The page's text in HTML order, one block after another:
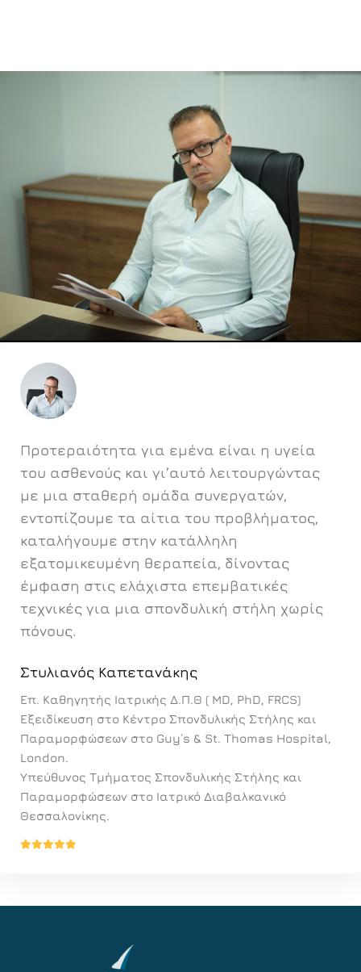
Προτεραιότητα για εμένα είναι η υγεία
του ασθενούς και γι’αυτό λειτουργώντας
με μια σταθερή ομάδα συνεργατών,
εντοπίζουμε τα αίτια του προβλήματος,
καταλήγουμε στην κατάλληλη
εξατομικευμένη θεραπεία, δίνοντας
έμφαση στις ελάχιστα επεμβατικές
τεχνικές για μια σπονδυλική στήλη χωρίς
πόνους.
Στυλιανός Καπετανάκης
Επ. Καθηγητής Ιατρικής Δ.Π.Θ ( MD, PhD, FRCS)
Εξειδίκευση στο Κέντρο Σπονδυλικής Στήλης και
Παραμορφώσεων στο Guy΄s & St. Thomas Hospital,
London.
Υπεύθυνος Τμήματος Σπονδυλικής Στήλης και
Παραμορφώσεων στο Ιατρικό Διαβαλκανικό
Θεσσαλονίκης.